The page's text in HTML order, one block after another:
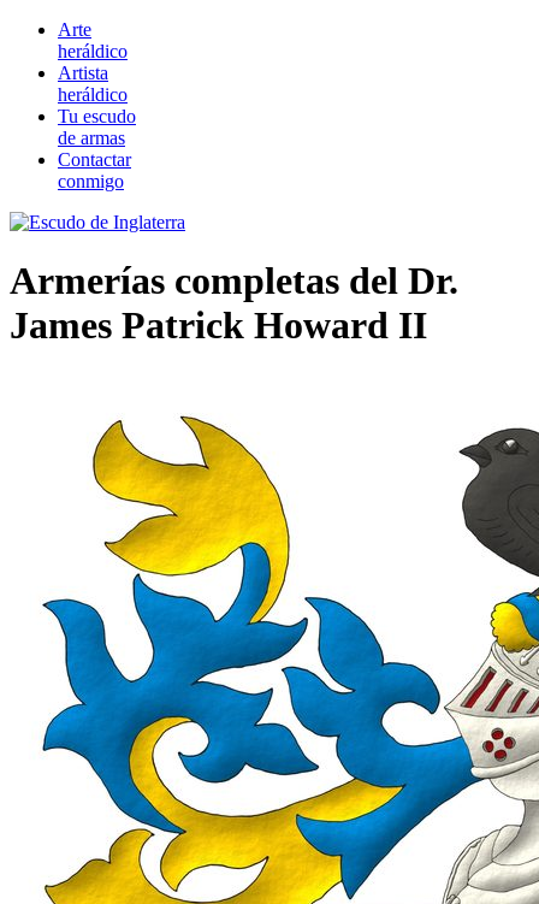
Arte
heráldico
Artista
heráldico
Tu escudo
de armas
Contactar
conmigo
Armerías completas del Dr.
James Patrick Howard II